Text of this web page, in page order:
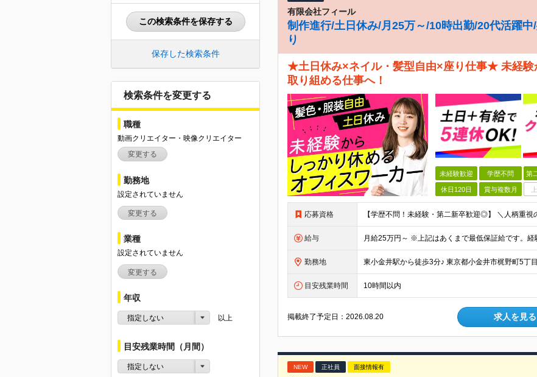
この検索条件を保存する
保存した検索条件
検索条件を変更する
職種
動画クリエイター・映像クリエイター
変更する
勤務地
設定されていません
変更する
業種
設定されていません
変更する
年収
指定しない 以上
目安残業時間（月間）
指定しない
有限会社フィール
制作進行/土日休み/月25万～/10時出勤/20代活躍
り
★土日休み×ネイル・髪型自由×座り仕事★ 未経験
取り組める仕事へ！
未経験歓迎 学歴不問 第
休日120日 賞与複数月
応募資格
給与
勤務地
目安残業時間 10時間以内
掲載終了予定日：2026.08.20 求人を見る
NEW 正社員 面接情報有